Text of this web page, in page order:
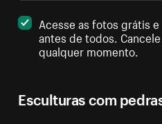
Esculturas com
Acesse as fotos grátis
antes de todos.
qualquer momento.